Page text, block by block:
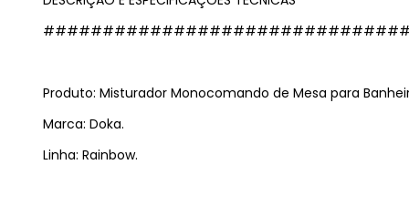
###############################
Produto: Misturador Monocomando de Mesa para
Marca: Doka.
Linha: Rainbow.